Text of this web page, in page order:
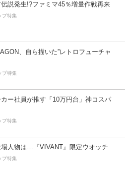
説発生!?ファミマ45％増量作戦再来
プ特集
、自ら描いた”レトロフューチャ
プ特集
カー社員が推す「10万円台」神コスパ
プ特集
人物は…『VIVANT』限定ウオッチ
プ特集